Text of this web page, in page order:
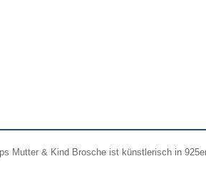
Mutter & Kind Brosche ist künstlerisch in